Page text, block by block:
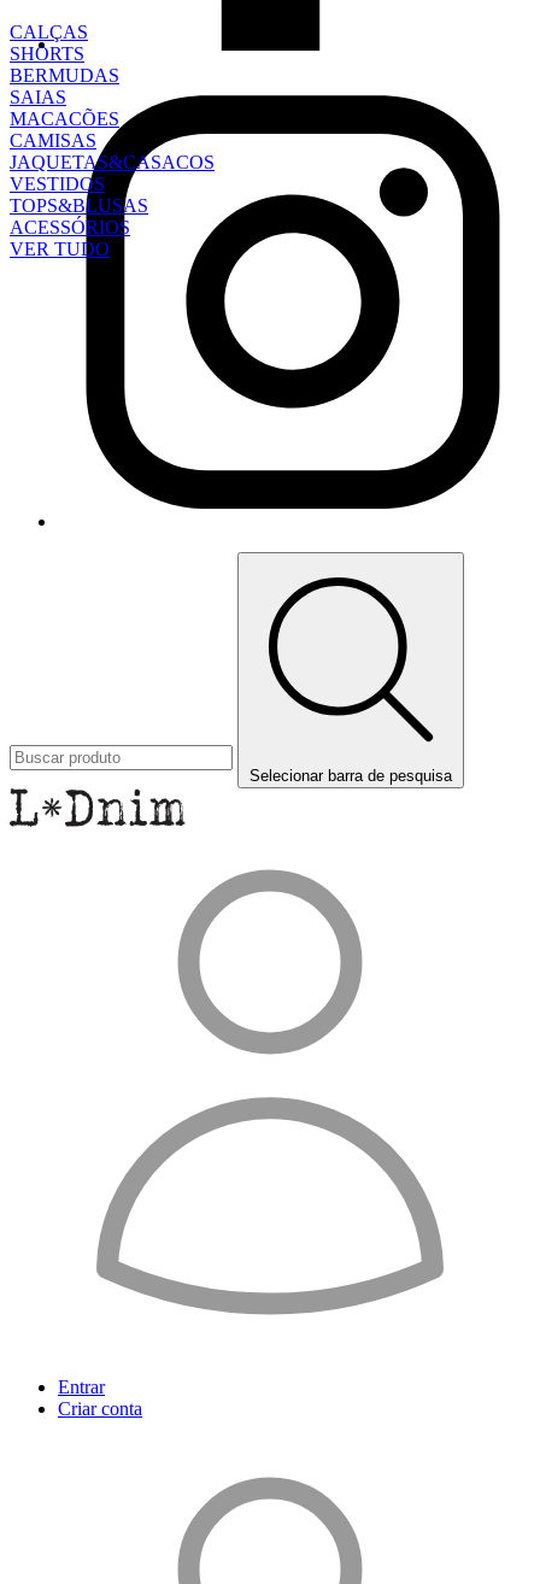
CALÇAS
SHORTS
BERMUDAS
SAIAS
MACACÕES
CAMISAS
JAQUETAS&CASACOS
VESTIDOS
TOPS&BLUSAS
ACESSÓRIOS
VER TUDO
Selecionar barra de pesquisa
Entrar
Criar conta